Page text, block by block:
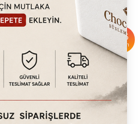
56
İndirim
599.20TL
1,350.00